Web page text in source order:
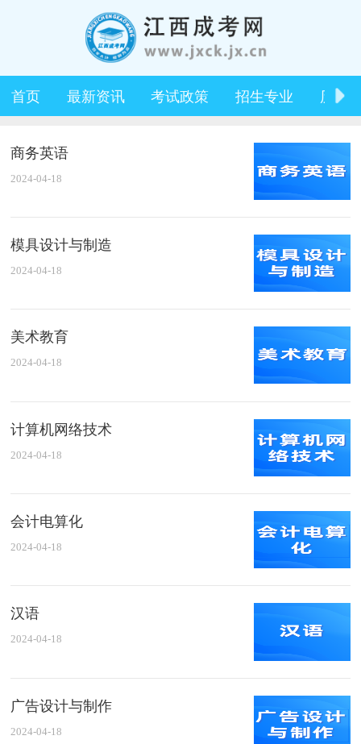
首页 最新资讯 考试政策 招生专业 历年
商务英语
2024-04-18
模具设计与制造
2024-04-18
美术教育
2024-04-18
计算机网络技术
2024-04-18
会计电算化
2024-04-18
汉语
2024-04-18
广告设计与制作
2024-04-18